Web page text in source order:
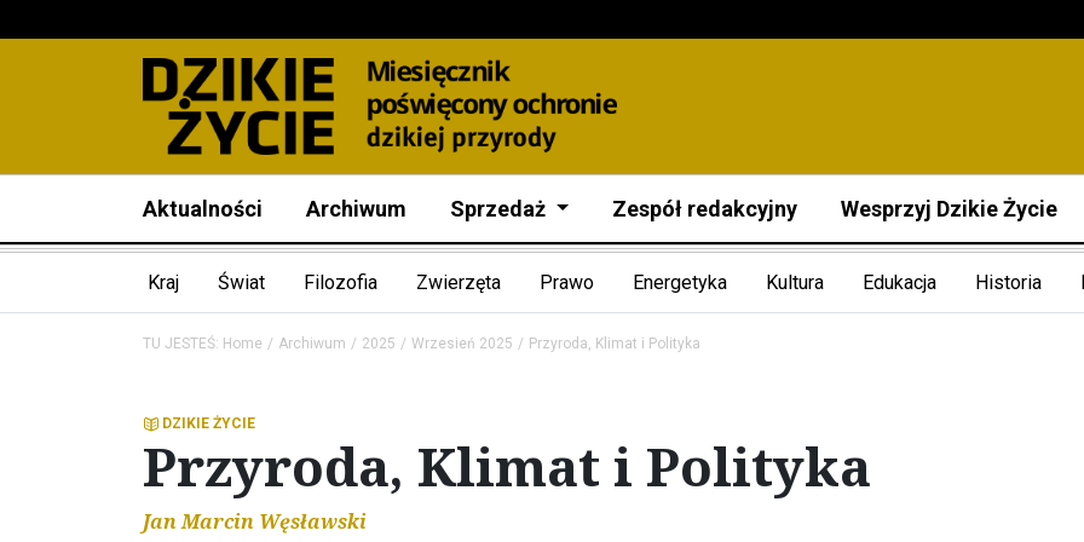
Aktualności Archiwum Sprzedaż Zespół redakcyjny Wesprzyj Dzikie Życie
Kraj Świat Filozofia Zwierzęta Prawo Energetyka Kultura Edukacja Historia
TU JESTEŚ: Home Archiwum 2025 Wrzesień 2025 Przyroda, Klimat i Polityka
DZIKIE ŻYCIE
Przyroda, Klimat i Polityka
Jan Marcin Węsławski